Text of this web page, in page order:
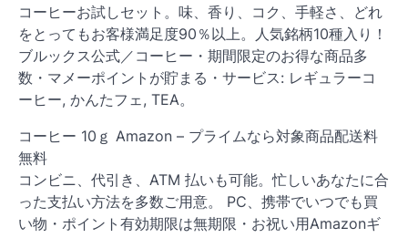
コーヒーお試しセット。味、香り、コク、手軽さ、どれ
をとってもお客様満足度90％以上。人気銘柄10種入り！
ブルックス公式／コーヒー・期間限定のお得な商品多
数・マメーポイントが貯まる・サービス: レギュラーコ
ーヒー, かんたフェ, TEA。
コーヒー 10ｇ Amazon – プライムなら対象商品配送料
無料
コンビニ、代引き、ATM 払いも可能。忙しいあなたに合
った支払い方法を多数ご用意。 PC、携帯でいつでも買
い物・ポイント有効期限は無期限・お祝い用Amazonギ